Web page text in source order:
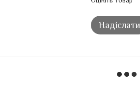
Надіслати